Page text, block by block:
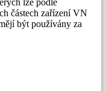
částech zařízení VN
být používány za